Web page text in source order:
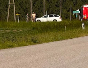
© Krone Multimedia
Muthgasse 2, 1190